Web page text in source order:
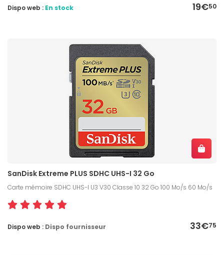
19€50
Dispo web : En stock
SanDisk Extreme PLUS SDHC UHS-I 32 Go
Carte mémoire SDHC UHS-I U3 V30 Classe 10 32 Go 100 Mo/s 60 Mo/s
33€75
Dispo web : Dispo fournisseur